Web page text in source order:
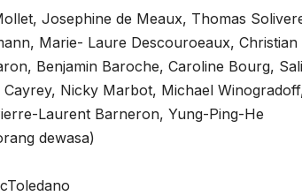
Josephine de Meaux, Thomas
Marie- Laure Descouroeaux,
Benjamin Baroche, Caroline Bourg,
Nicky Marbot, Michael
Laurent Barneron, Yung-Ping-He
dewasa)